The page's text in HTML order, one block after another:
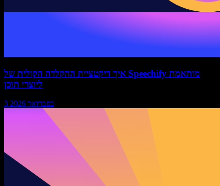
איך דיקטציית ההקלדה הקולית של Speechify מותאמת
ליוצרי תוכן
3 בפברואר 2026